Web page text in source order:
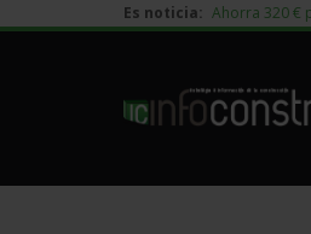
Es noticia: Ahorra 320 €